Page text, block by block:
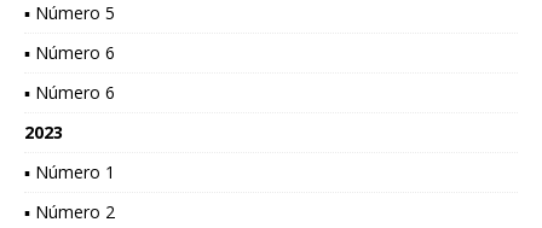
▪ Número 5
▪ Número 6
▪ Número 6
2023
▪ Número 1
▪ Número 2